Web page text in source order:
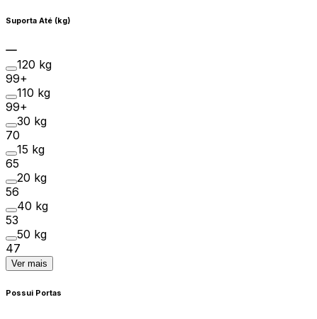
Suporta Até (kg)
120 kg
99+
110 kg
99+
30 kg
70
15 kg
65
20 kg
56
40 kg
53
50 kg
47
Ver mais
Possui Portas